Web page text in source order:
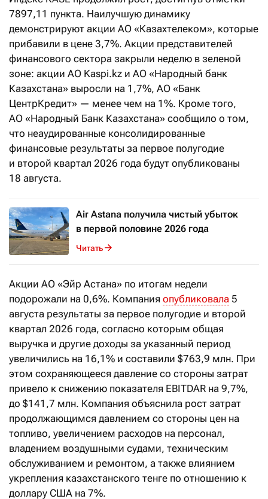
7897,11 пункта. Наилучшую динамику
демонстрируют акции АО «Казахтелеком», которые
прибавили в цене 3,7%. Акции представителей
финансового сектора закрыли неделю в зеленой
зоне: акции АО Kaspi.kz и АО «Народный банк
Казахстана» выросли на 1,7%, АО «Банк
ЦентрКредит» — менее чем на 1%. Кроме того,
АО «Народный Банк Казахстана» сообщило о том,
что неаудированные консолидированные
финансовые результаты за первое полугодие
и второй квартал 2026 года будут опубликованы
18 августа.
Air Astana получила чистый убыток
в первой половине 2026 года
Читать
Акции АО «Эйр Астана» по итогам недели
подорожали на 0,6%. Компания опубликовала 5
августа результаты за первое полугодие и второй
квартал 2026 года, согласно которым общая
выручка и другие доходы за указанный период
увеличились на 16,1% и составили $763,9 млн. При
этом сохраняющееся давление со стороны затрат
привело к снижению показателя EBITDAR на 9,7%,
до $141,7 млн. Компания объяснила рост затрат
продолжающимся давлением со стороны цен на
топливо, увеличением расходов на персонал,
владением воздушными судами, техническим
обслуживанием и ремонтом, а также влиянием
укрепления казахстанского тенге по отношению к
доллару США на 7%.